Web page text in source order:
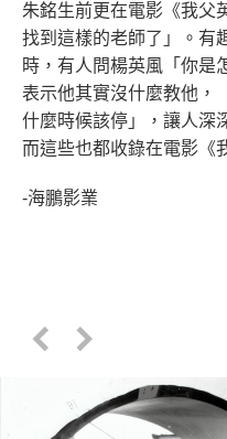
朱銘生前更在電影《我父
找到這樣的老師了」。有
時，有人問楊英風「你是
表示他其實沒什麼教他，
什麼時候該停」，讓人深
而這些也都收錄在電影《
-海鵬影業